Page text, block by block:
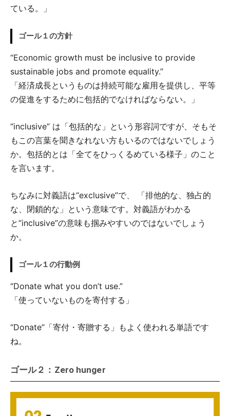
ている。」
ゴール１の方針
“Economic growth must be inclusive to provide
sustainable jobs and promote equality.”
「経済成長というものは持続可能な雇用を提供し、平等
の促進をするために包括的でなければならない。」
“inclusive” は「包括的な」という形容詞ですが、そもそ
もこの言葉を聞きなれない方もいるのではないでしょう
か。包括的とは「全てをひっくるめている様子」のこと
を言います。
ちなみに対義語は“exclusive”で、 「排他的な、独占的
な、閉鎖的な」という意味です。対義語がわかる
と”inclusive”の意味も掴みやすいのではないでしょう
か。
ゴール１の行動例
“Donate what you don’t use.”
「使っていないものを寄付する」
“Donate”「寄付・寄贈する」もよく使われる単語です
ね。
ゴール２：Zero hunger